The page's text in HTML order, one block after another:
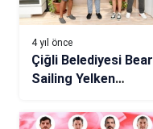
4 yıl önce
Çiğli Belediyesi Bear
Sailing Yelken
Kuvvetleri Kupası